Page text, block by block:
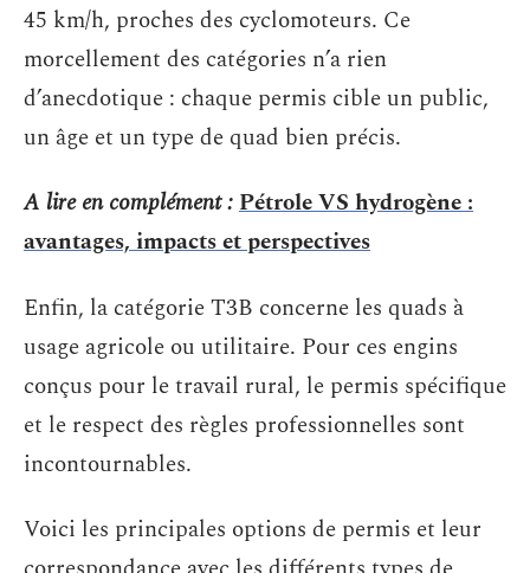
45 km/h, proches des cyclomoteurs. Ce
morcellement des catégories n’a rien
d’anecdotique : chaque permis cible un public,
un âge et un type de quad bien précis.
A lire en complément :Pétrole VS hydrogène :
avantages, impacts et perspectives
Enfin, la catégorie T3B concerne les quads à
usage agricole ou utilitaire. Pour ces engins
conçus pour le travail rural, le permis spécifique
et le respect des règles professionnelles sont
incontournables.
Voici les principales options de permis et leur